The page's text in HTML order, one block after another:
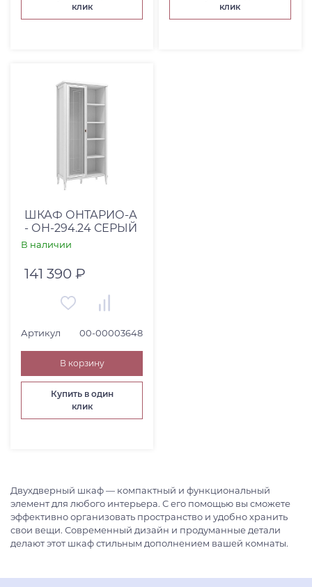
клик
клик
ШКАФ ОНТАРИО-А
- ОН-294.24 СЕРЫЙ
В наличии
141 390 ₽
Артикул 00-00003648
В корзину
Купить в один
клик
Двухдверный шкаф — компактный и функциональный
элемент для любого интерьера. С его помощью вы сможете
эффективно организовать пространство и удобно хранить
свои вещи. Современный дизайн и продуманные детали
делают этот шкаф стильным дополнением вашей комнаты.